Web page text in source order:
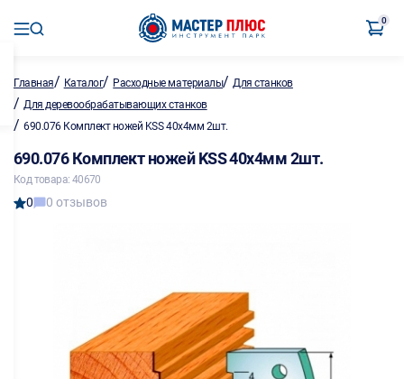
0
Главная/ Каталог/ Расходные материалы/Для станков
/ Для деревообрабатывающих станков
/ 690.076 Комплект ножей KSS 40х4мм 2шт.
690.076 Комплект ножей KSS 40х4мм 2шт.
Код товара: 40670
0 0 отзывов